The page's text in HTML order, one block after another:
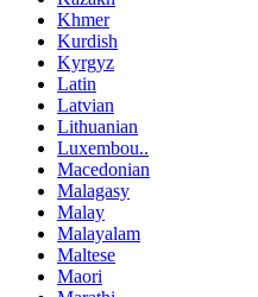
Khmer
Kurdish
Kyrgyz
Latin
Latvian
Lithuanian
Luxembou..
Macedonian
Malagasy
Malay
Malayalam
Maltese
Maori